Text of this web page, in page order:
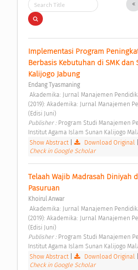
Implementasi Program
Berbasis Kebutuhan di SMK dan
Kalijogo Jabung
Endang Tyasmaning
(2019): Akademika: Jurnal Manajemen
(Edisi Juni)
Publisher : Program Studi Manajemen
Institut Agama Islam Sunan Kalijogo
Show Abstract| Download Original
Check in Google Scholar
Telaah Wajib Madrasah Diniyah
Pasuruan
Khoirul Anwar
(2019): Akademika: Jurnal Manajemen
(Edisi Juni)
Publisher : Program Studi Manajemen
Institut Agama Islam Sunan Kalijogo
Show Abstract| Download Original
Check in Google Scholar